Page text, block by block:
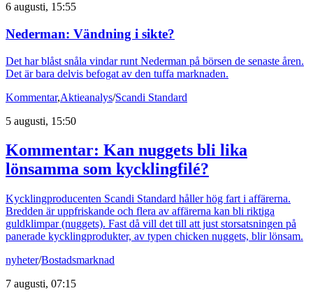
6 augusti, 15:55
Nederman: Vändning i sikte?
Det har blåst snåla vindar runt Nederman på börsen de senaste åren.
Det är bara delvis befogat av den tuffa marknaden.
Kommentar,Aktieanalys/Scandi Standard
5 augusti, 15:50
Kommentar: Kan nuggets bli lika
lönsamma som kycklingfilé?
Kycklingproducenten Scandi Standard håller hög fart i affärerna.
Bredden är uppfriskande och flera av affärerna kan bli riktiga
guldklimpar (nuggets). Fast då vill det till att just storsatsningen på
panerade kycklingprodukter, av typen chicken nuggets, blir lönsam.
nyheter/Bostadsmarknad
7 augusti, 07:15